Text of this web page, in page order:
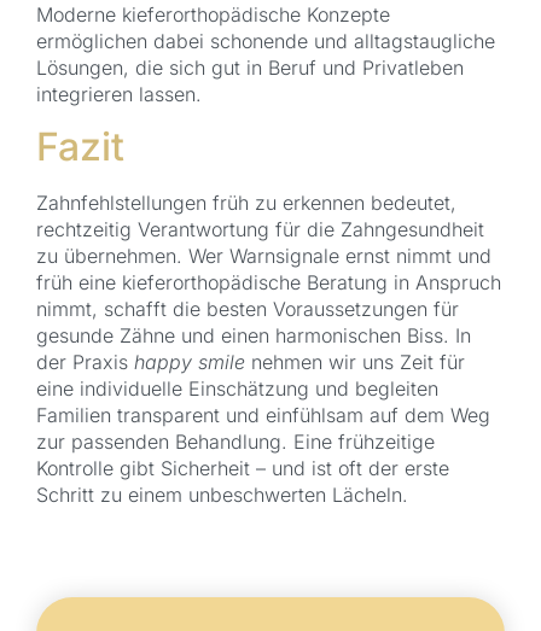
Moderne kieferorthopädische Konzepte
ermöglichen dabei schonende und alltagstaugliche
Lösungen, die sich gut in Beruf und Privatleben
integrieren lassen.
Fazit
Zahnfehlstellungen früh zu erkennen bedeutet,
rechtzeitig Verantwortung für die Zahngesundheit
zu übernehmen. Wer Warnsignale ernst nimmt und
früh eine kieferorthopädische Beratung in Anspruch
nimmt, schafft die besten Voraussetzungen für
gesunde Zähne und einen harmonischen Biss. In
der Praxis happy smile nehmen wir uns Zeit für
eine individuelle Einschätzung und begleiten
Familien transparent und einfühlsam auf dem Weg
zur passenden Behandlung. Eine frühzeitige
Kontrolle gibt Sicherheit – und ist oft der erste
Schritt zu einem unbeschwerten Lächeln.